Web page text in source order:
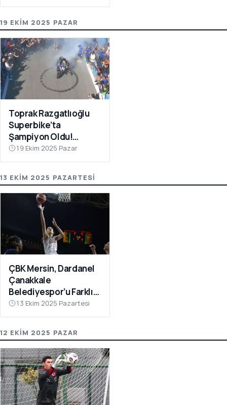
19 EKIM 2025 PAZAR
Toprak Razgatlıoğlu
Superbike’ta
Şampiyon Oldu!
Rakibinin Skandal
Hamlesi Tepki Çekti
19 Ekim 2025 Pazar
13 EKIM 2025 PAZARTESI
ÇBK Mersin, Dardanel
Çanakkale
Belediyespor’u Farklı
Geçti: 112-78
13 Ekim 2025 Pazartesi
12 EKIM 2025 PAZAR